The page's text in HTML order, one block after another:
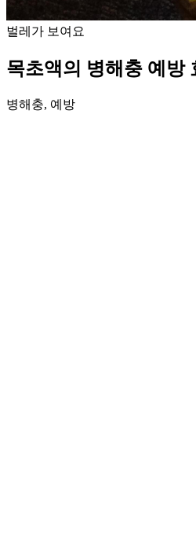
벌레가 보여요
목초액의 병해충 예방
병해충, 예방